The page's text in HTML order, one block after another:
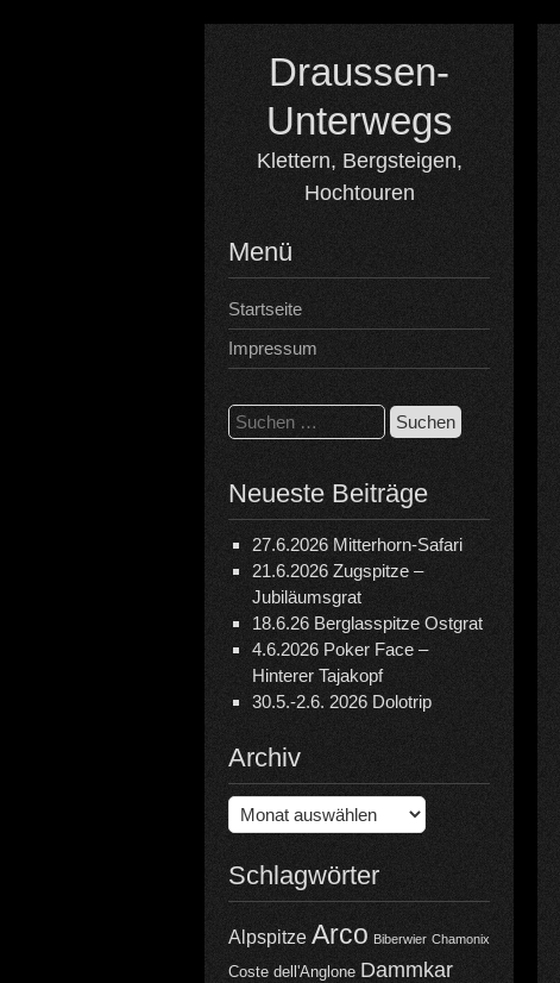
Draussen-
Unterwegs
Klettern, Bergsteigen,
Hochtouren
Menü
Startseite
Impressum
Suchen
nach:
Neueste Beiträge
27.6.2026 Mitterhorn-Safari
21.6.2026 Zugspitze –
Jubiläumsgrat
18.6.26 Berglasspitze Ostgrat
4.6.2026 Poker Face –
Hinterer Tajakopf
30.5.-2.6. 2026 Dolotrip
Archiv
Archiv
Schlagwörter
Alpspitze Arco Biberwier Chamonix
Coste dell'Anglone Dammkar